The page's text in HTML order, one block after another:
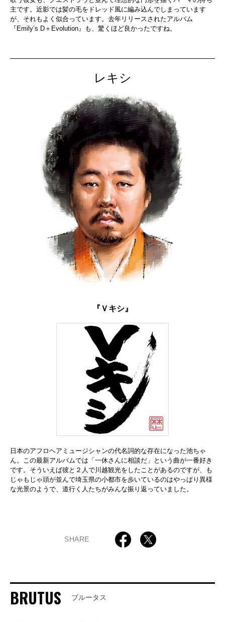
主です。近影では髪の毛をドレッド風に編み込んでしまっています
が、それもよく似合っています。去年リリースされたアルバム
『Emily’s D＋Evolution』も、驚くほど良かったですね。
レキシ
『Ｖキシ』
日本のアフロヘアミュージシャンの代名詞的な存在になった池ちゃ
ん。この最新アルバムでは「一休さんに相談だ」という曲が一番好き
です。そういえば彼と２人で川越観光をしたことがあるのですが、も
じゃもじゃ頭が並んで埼玉県の小都市を歩いているのはやっぱり異様
な光景のようで、道行く人たちがみんな振り返っていました。
SHARE
BRUTUS ブルータス